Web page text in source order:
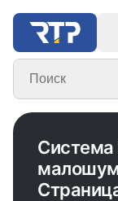
Поиск
Система